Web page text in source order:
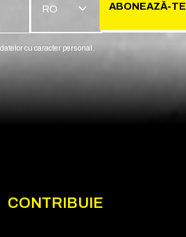
RO ABONEAZĂ-TE
cu caracter personal.
CONTRIBUIE